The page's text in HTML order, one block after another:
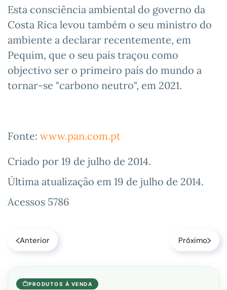
Esta consciência ambiental do governo da
Costa Rica levou também o seu ministro do
ambiente a declarar recentemente, em
Pequim, que o seu país traçou como
objectivo ser o primeiro país do mundo a
tornar-se "carbono neutro", em 2021.
Fonte: www.pan.com.pt
Criado por 19 de julho de 2014.
Última atualização em 19 de julho de 2014.
Acessos 5786
Anterior Próximo
PRODUTOS À VENDA